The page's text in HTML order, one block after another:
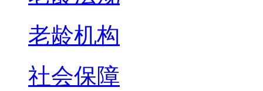
老龄机构
社会保障